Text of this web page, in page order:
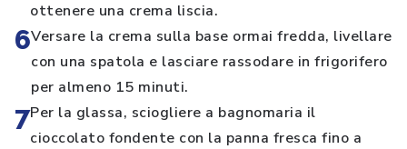
ottenere una crema liscia.
6Versare la crema sulla base ormai fredda, livellare
con una spatola e lasciare rassodare in frigorifero
per almeno 15 minuti.
7Per la glassa, sciogliere a bagnomaria il
cioccolato fondente con la panna fresca fino a